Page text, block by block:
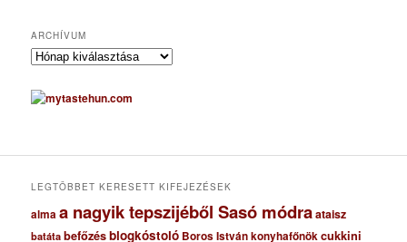
ARCHÍVUM
A
c
h
u
LEGTÖBBET KERESETT KIFEJEZÉSEK
almaa nagyik tepszijéből Sasó módraataisz
batáta befőzésblogkóstoló Boros István konyhafőnökcukkini